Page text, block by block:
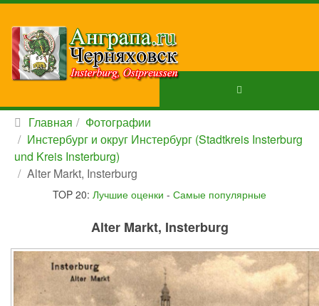
Главная
Фотографии
Инстербург и округ Инстербург (Stadtkreis Insterburg
und Kreis Insterburg)
Alter Markt, Insterburg
TOP 20: Лучшие оценки - Самые популярные
Alter Markt, Insterburg